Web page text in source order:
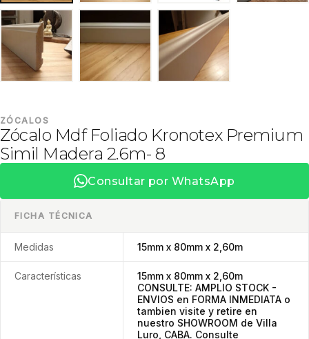
ZÓCALOS
Zócalo Mdf Foliado Kronotex Premium
Simil Madera 2.6m- 8
Consultar por WhatsApp
FICHA TÉCNICA
Medidas 15mm x 80mm x 2,60m
Características
15mm x 80mm x 2,60m
CONSULTE: AMPLIO STOCK -
ENVIOS en FORMA INMEDIATA o
tambien visite y retire en
nuestro SHOWROOM de Villa
Luro, CABA. Consulte